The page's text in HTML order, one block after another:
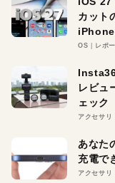
カット
iPhone
OS レポ
レビュ
ェック
アクセサリ
あなた
充電で
アクセサリ